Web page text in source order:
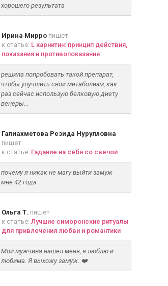
хорошего результата
Ирина Мирропишет
к статье: L карнитин: принцип действия,
показания и противопоказания
решила попробовать такой препарат,
чтобы улучшить свой метаболизм, как
раз сейчас использую белковую диету
венеры...
Галиахметова Резида Нурулловна
пишет
к статье: Гадание на себя со свечой
почему я никак не магу выйти замуж
мне 42 года
Ольга Т. пишет
к статье: Лучшие симоронские ритуалы
для привлечения любви и романтики
Мой мужчина нашёл меня, я люблю и
любима. Я выхожу замуж. ❤️